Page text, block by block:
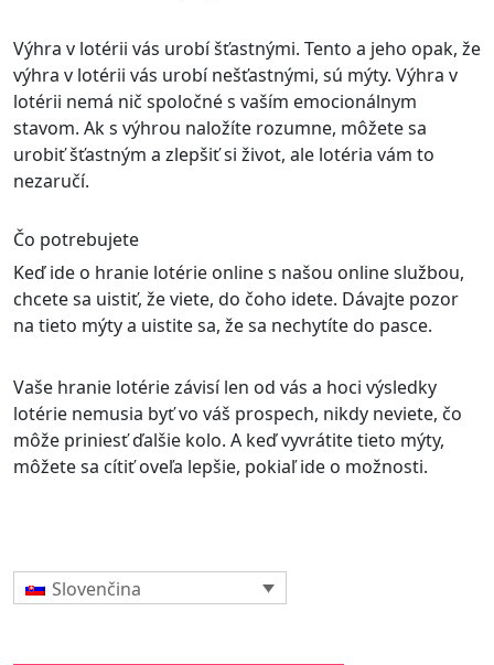
Výhra v lotérii vás urobí šťastnými. Tento a jeho opak, že
výhra v lotérii vás urobí nešťastnými, sú mýty. Výhra v
lotérii nemá nič spoločné s vaším emocionálnym
stavom. Ak s výhrou naložíte rozumne, môžete sa
urobiť šťastným a zlepšiť si život, ale lotéria vám to
nezaručí.
Čo potrebujete
Keď ide o hranie lotérie online s našou online službou,
chcete sa uistiť, že viete, do čoho idete. Dávajte pozor
na tieto mýty a uistite sa, že sa nechytíte do pasce.
Vaše hranie lotérie závisí len od vás a hoci výsledky
lotérie nemusia byť vo váš prospech, nikdy neviete, čo
môže priniesť ďalšie kolo. A keď vyvrátite tieto mýty,
môžete sa cítiť oveľa lepšie, pokiaľ ide o možnosti.
Slovenčina